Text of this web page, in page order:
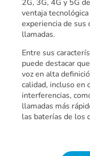
2G, 3G, 4G y 5G
ventaja
experiencia de sus
llamadas.
Entre sus
puede destacar
voz en alta
calidad, incluso en
interferencias,
llamadas más
las baterías de los